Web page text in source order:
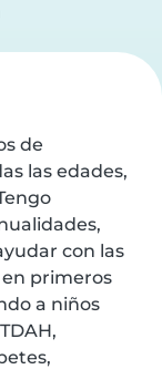
de
las edades,
con las
primeros
a niños